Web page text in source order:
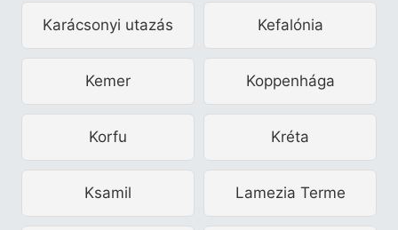
Karácsonyi utazás Kefalónia
Kemer Koppenhága
Korfu Kréta
Ksamil Lamezia Terme